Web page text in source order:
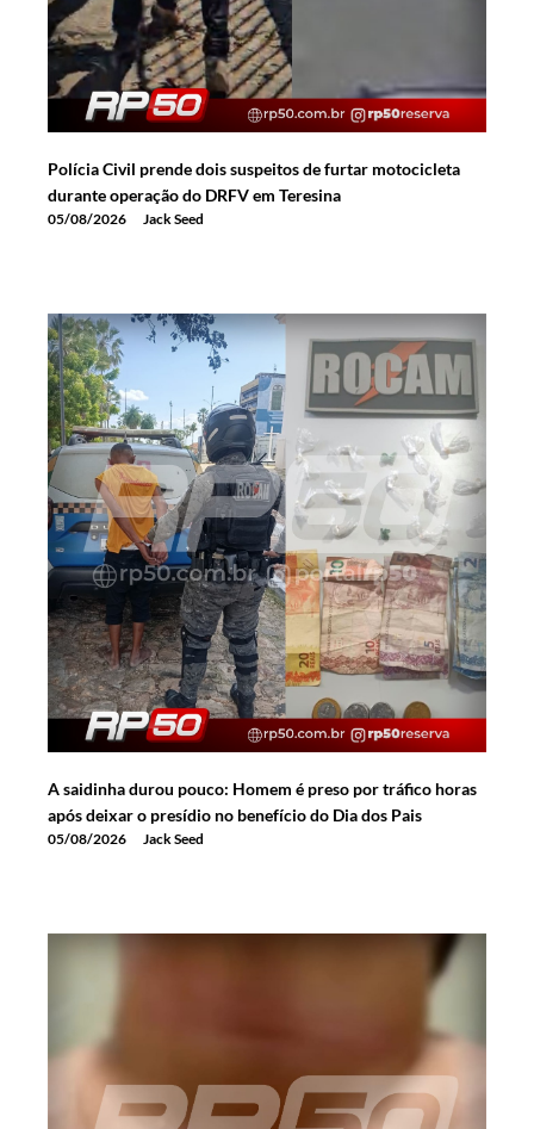
Polícia Civil prende dois suspeitos de furtar motocicleta
durante operação do DRFV em Teresina
05/08/2026 Jack Seed
A saidinha durou pouco: Homem é preso por tráfico horas
após deixar o presídio no benefício do Dia dos Pais
05/08/2026 Jack Seed